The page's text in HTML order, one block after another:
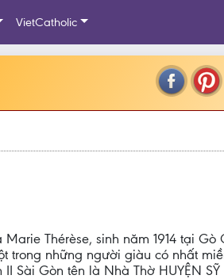
VietCatholic
Thérèse, sinh năm 1914 tại
trong những người giàu có nhất
Sài Gòn tên là Nhà Thờ HUYỆN SỸ